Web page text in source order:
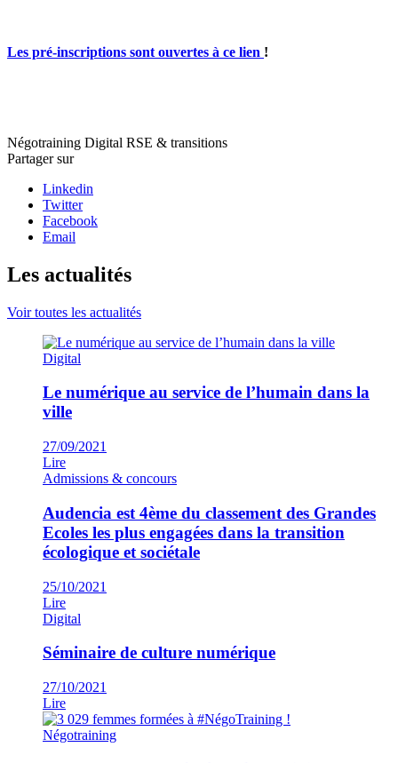
Les pré-inscriptions sont ouvertes à ce lien !
Négotraining Digital RSE & transitions
Partager sur
Linkedin
Twitter
Facebook
Email
Les actualités
Voir toutes les actualités
Digital
Le numérique au service de l’humain dans la
ville
27/09/2021
Lire
Admissions & concours
Audencia est 4ème du classement des Grandes
Ecoles les plus engagées dans la transition
écologique et sociétale
25/10/2021
Lire
Digital
Séminaire de culture numérique
27/10/2021
Lire
Négotraining